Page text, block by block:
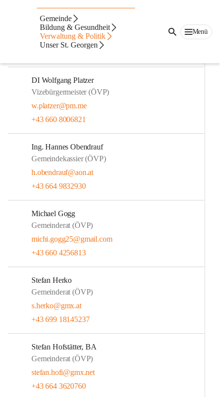
Gemeinde
Bildung & Gesundheit
Verwaltung & Politik
Unser St. Georgen
Menü
DI (FH) David Rumpf
Bürgermeister (ÖVP)
david.rumpf@st-georgen-stiefing.gv.at
DI Wolfgang Platzer
Vizebürgermeister (ÖVP)
w.platzer@pm.me
+43 660 8006821
Ing. Hannes Obendrauf
Gemeindekassier (ÖVP)
h.obendrauf@aon.at
+43 664 9832930
Michael Gogg
Gemeinderat (ÖVP)
michi.gogg25@gmail.com
+43 660 4256813
Stefan Herko
Gemeinderat (ÖVP)
s.herko@gmx.at
+43 699 18145237
Stefan Hofstätter, BA
Gemeinderat (ÖVP)
stefan.hofi@gmx.net
+43 664 3620760